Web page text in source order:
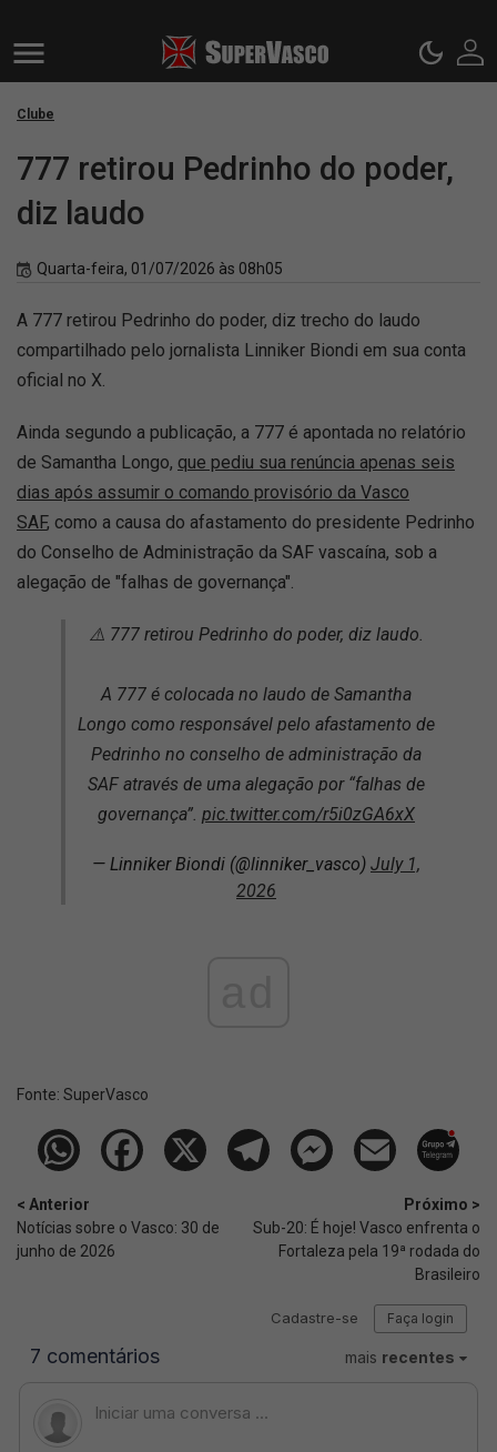
Clube
777 retirou Pedrinho do poder,
diz laudo
Quarta-feira, 01/07/2026 às 08h05
A 777 retirou Pedrinho do poder, diz trecho do laudo
compartilhado pelo jornalista Linniker Biondi em sua conta
oficial no X.
Ainda segundo a publicação, a 777 é apontada no relatório
de Samantha Longo, que pediu sua renúncia apenas seis
dias após assumir o comando provisório da Vasco
SAF, como a causa do afastamento do presidente Pedrinho
do Conselho de Administração da SAF vascaína, sob a
alegação de "falhas de governança".
⚠️ 777 retirou Pedrinho do poder, diz laudo.
A 777 é colocada no laudo de Samantha
Longo como responsável pelo afastamento de
Pedrinho no conselho de administração da
SAF através de uma alegação por “falhas de
governança”. pic.twitter.com/r5i0zGA6xX
— Linniker Biondi (@linniker_vasco) July 1,
2026
Fonte: SuperVasco‎‎‎‎‎‎
< Anterior
Notícias sobre o Vasco: 30 de
junho de 2026
Próximo >
Sub-20: É hoje! Vasco enfrenta o
Fortaleza pela 19ª rodada do
Brasileiro